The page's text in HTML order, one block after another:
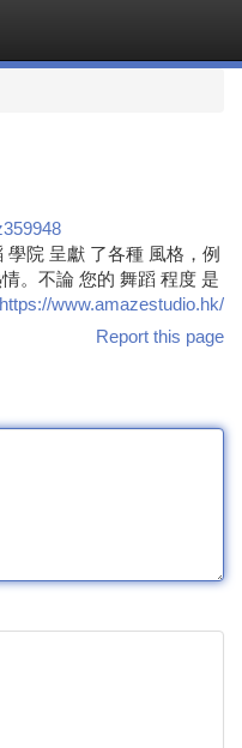
院 呈獻 了各種 風格，例
。不論 您的 舞蹈 程度 是
https://www.amazestudio.hk/
Report this page